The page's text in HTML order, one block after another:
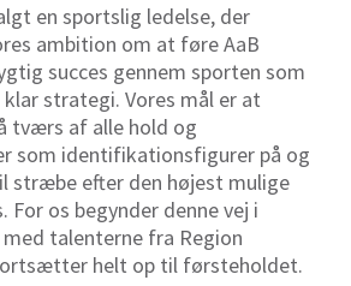
en sportslig ledelse, der
ambition om at føre AaB
succes gennem sporten som
strategi. Vores mål er at
tværs af alle hold og
som identifikationsfigurer på og
stræbe efter den højest mulige
For os begynder denne vej i
talenterne fra Region
helt op til førsteholdet.